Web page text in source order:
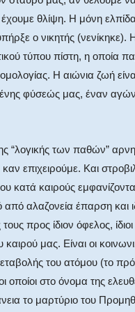
θλίψη. Η μόνη
ο νικητής
τύπου πίστη, η οποία
Η αιώνια ζωή
φύσεώς μας, έναν
των παθών”
επιχειρούμε. Και
κατά καιρούς
αλαζονεία έπαρση και
προς ίδιον όφελος,
μας. Είναι οι
του ατόμου (το
οποίοι στο όνομα της
το μαρτύριο του